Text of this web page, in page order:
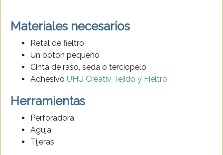
Materiales necesarios
Retal de fieltro
Un botón pequeño
Cinta de raso, seda o terciopelo
Adhesivo UHU Creativ Tejido y Fieltro
Herramientas
Perforadora
Aguja
Tijeras